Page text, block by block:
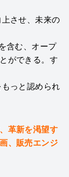
させ、未来の
含む、オープ
ができる。す
っと認められ
革新を渇望す
、販売エンジ